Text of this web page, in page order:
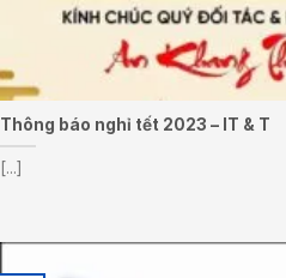
Thông báo nghỉ tết 2023 – IT & T
[...]